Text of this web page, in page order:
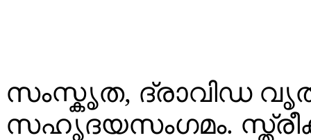
സംസ്കൃത, ദ്രാവിഡ
സഹൃദയസംഗമം.